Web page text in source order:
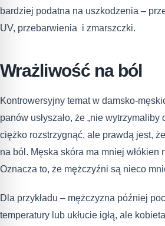
bardziej podatna na uszkodzenia –
UV, przebarwienia i zmarszczki.
Wrażliwość na ból
Kontrowersyjny temat w damsko-
panów usłyszało, że „nie wytrzymaliby
ciężko rozstrzygnąć, ale prawdą jest,
na ból. Męska skóra ma mniej włókien
Oznacza to, że mężczyźni są nieco
Dla przykładu – mężczyzna później
temperatury lub ukłucie igłą, ale